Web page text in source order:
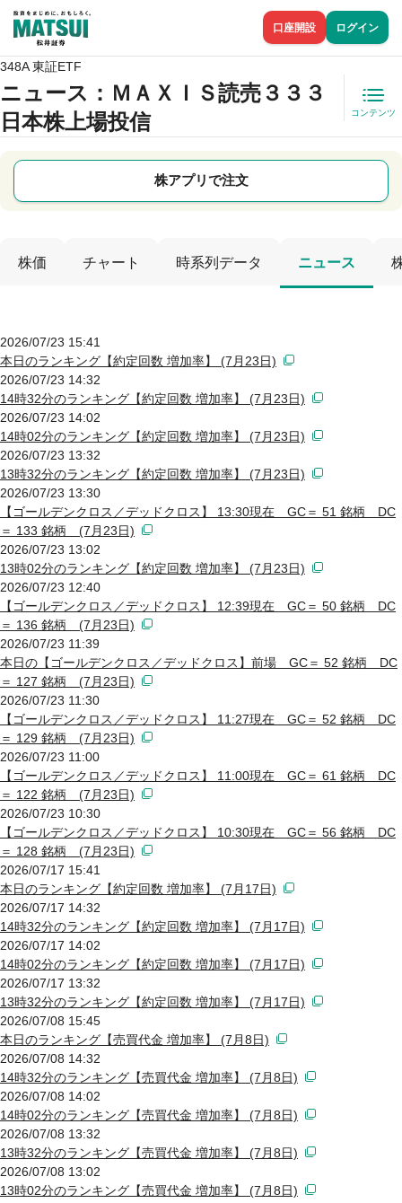
口座開設 ログイン
348A 東証ETF
ニュース ：ＭＡＸＩＳ読売３３３
日本株上場投信
コンテンツ
株アプリで注文
株価 チャート 時系列データ ニュース
2026/07/23 15:41
本日のランキング【約定回数 増加率】 (7月23日)
2026/07/23 14:32
14時32分のランキング【約定回数 増加率】 (7月23日)
2026/07/23 14:02
14時02分のランキング【約定回数 増加率】 (7月23日)
2026/07/23 13:32
13時32分のランキング【約定回数 増加率】 (7月23日)
2026/07/23 13:30
【ゴールデンクロス／デッドクロス】 13:30現在 GC＝ 51 銘柄 DC
＝ 133 銘柄 (7月23日)
2026/07/23 13:02
13時02分のランキング【約定回数 増加率】 (7月23日)
2026/07/23 12:40
【ゴールデンクロス／デッドクロス】 12:39現在 GC＝ 50 銘柄 DC
＝ 136 銘柄 (7月23日)
2026/07/23 11:39
本日の【ゴールデンクロス／デッドクロス】前場 GC＝ 52 銘柄 DC
＝ 127 銘柄 (7月23日)
2026/07/23 11:30
【ゴールデンクロス／デッドクロス】 11:27現在 GC＝ 52 銘柄 DC
＝ 129 銘柄 (7月23日)
2026/07/23 11:00
【ゴールデンクロス／デッドクロス】 11:00現在 GC＝ 61 銘柄 DC
＝ 122 銘柄 (7月23日)
2026/07/23 10:30
【ゴールデンクロス／デッドクロス】 10:30現在 GC＝ 56 銘柄 DC
＝ 128 銘柄 (7月23日)
2026/07/17 15:41
本日のランキング【約定回数 増加率】 (7月17日)
2026/07/17 14:32
14時32分のランキング【約定回数 増加率】 (7月17日)
2026/07/17 14:02
14時02分のランキング【約定回数 増加率】 (7月17日)
2026/07/17 13:32
13時32分のランキング【約定回数 増加率】 (7月17日)
2026/07/08 15:45
本日のランキング【売買代金 増加率】 (7月8日)
2026/07/08 14:32
14時32分のランキング【売買代金 増加率】 (7月8日)
2026/07/08 14:02
14時02分のランキング【売買代金 増加率】 (7月8日)
2026/07/08 13:32
13時32分のランキング【売買代金 増加率】 (7月8日)
2026/07/08 13:02
13時02分のランキング【売買代金 増加率】 (7月8日)